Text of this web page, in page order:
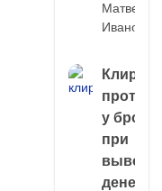
Матвей
Иванов
Клиринг
у
при
выводе
денег,